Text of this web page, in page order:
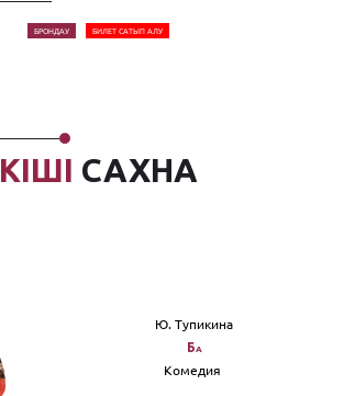
БРОНДАУ БИЛЕТ САТЫП АЛУ
КІШІ САХНА
Ю. Тупикина
Ба
Комедия